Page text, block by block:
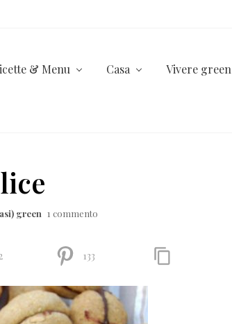
& Menu Casa Vivere green
green 1 commento
133